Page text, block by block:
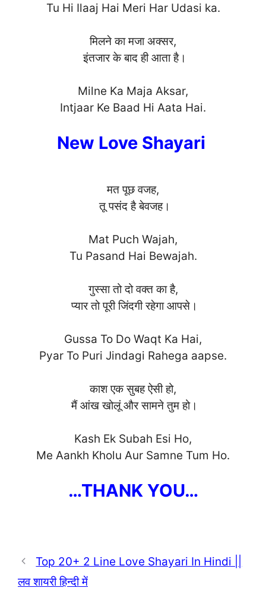
Tu Hi Ilaaj Hai Meri Har Udasi ka.
मिलने का मजा अक्सर,
इंतजार के बाद ही आता है।
Milne Ka Maja Aksar,
Intjaar Ke Baad Hi Aata Hai.
New Love Shayari
मत पूछ वजह,
तू पसंद है बेवजह।
Mat Puch Wajah,
Tu Pasand Hai Bewajah.
गुस्सा तो दो वक्त का है,
प्यार तो पूरी जिंदगी रहेगा आपसे।
Gussa To Do Waqt Ka Hai,
Pyar To Puri Jindagi Rahega aapse.
काश एक सुबह ऐसी हो,
मैं आंख खोलूं और सामने तुम हो।
Kash Ek Subah Esi Ho,
Me Aankh Kholu Aur Samne Tum Ho.
…THANK YOU…
Top 20+ 2 Line Love Shayari In Hindi ||
लव शायरी हिन्दी में